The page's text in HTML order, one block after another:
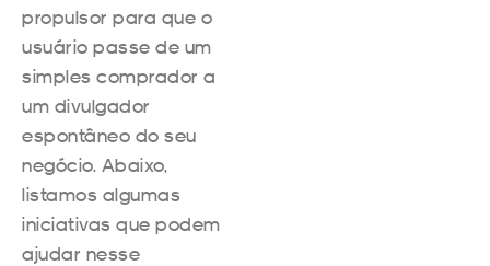
propulsor para que o
usuário passe de um
simples comprador a
um divulgador
espontâneo do seu
negócio. Abaixo,
listamos algumas
iniciativas que podem
ajudar nesse